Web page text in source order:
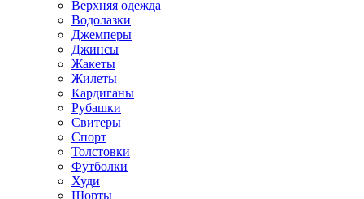
Верхняя одежда
Водолазки
Джемперы
Джинсы
Жакеты
Жилеты
Кардиганы
Рубашки
Свитеры
Спорт
Толстовки
Футболки
Худи
Шорты